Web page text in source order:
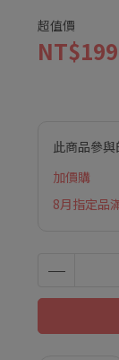
超值價
NT$199
此商品參
加價購
8月指定品